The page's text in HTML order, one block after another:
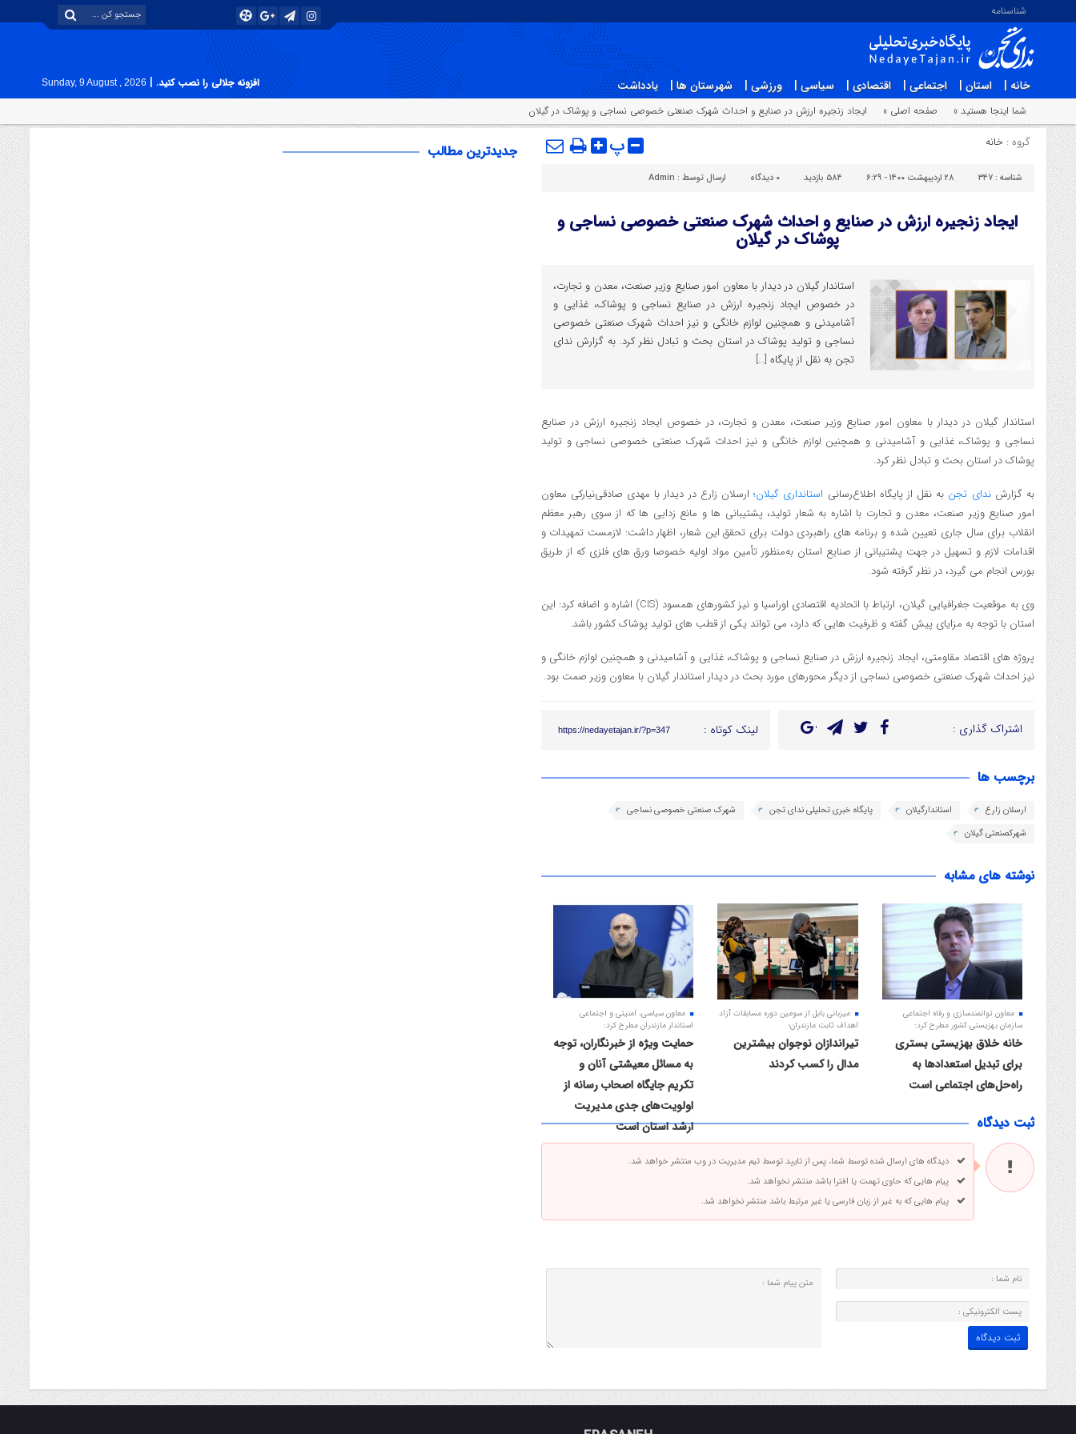
شناسنامه
خانه | استان | اجتماعی | اقتصادی | سیاسی | ورزشی | شهرستان ها | یادداشت افزونه جلالی را نصب کنید. |
Sunday, 9 August , 2026
شما اینجا هستید » صفحه اصلی » ایجاد زنجیره ارزش در صنایع و احداث شهرک صنعتی خصوصی نساجی و پوشاک در گیلان
گروه : خانه پ
شناسه : ۳۴۷ ۲۸ اردیبهشت ۱۴۰۰ - ۶:۲۹ ۵۸۴ بازدید ۰ دیدگاه ارسال توسط : Admin
ایجاد زنجیره ارزش در صنایع و احداث شهرک صنعتی خصوصی نساجی و
پوشاک در گیلان
استاندار گیلان در دیدار با معاون امور صنایع وزیر صنعت، معدن و تجارت،
در خصوص ایجاد زنجیره ارزش در صنایع نساجی و پوشاک، غذایی و
آشامیدنی و همچنین لوازم خانگی و نیز احداث شهرک صنعتی خصوصی
نساجی و تولید پوشاک در استان بحث و تبادل نظر کرد. به گزارش ندای
تجن به نقل از پایگاه […]
استاندار گیلان در دیدار با معاون امور صنایع وزیر صنعت، معدن و تجارت، در خصوص ایجاد زنجیره ارزش در صنایع
نساجی و پوشاک، غذایی و آشامیدنی و همچنین لوازم خانگی و نیز احداث شهرک صنعتی خصوصی نساجی و تولید
پوشاک در استان بحث و تبادل نظر کرد.
به گزارشندای تجن به نقل از پایگاه اطلاع‌رسانی استانداری گیلان؛ارسلان زارع در دیدار با مهدی صادقی‌نیارکی معاون
امور صنایع وزیر صنعت، معدن و تجارت با اشاره به شعار تولید، پشتیبانی ها و مانع زدایی ها که از سوی رهبر معظم
انقلاب برای سال جاری تعیین شده و برنامه های راهبردی دولت برای تحقق این شعار، اظهار داشت: لازمست تمهیدات و
اقدامات لازم و تسهیل در جهت پشتیبانی از صنایع استان به‌منظور تأمین مواد اولیه خصوصا ورق های فلزی که از طریق
بورس انجام می گیرد، در نظر گرفته شود.
وی به موقعیت جغرافیایی گیلان، ارتباط با اتحادیه اقتصادی اوراسیا و نیز کشورهای همسود (CIS) اشاره و اضافه کرد: این
استان با توجه به مزایای پیش گفته و ظرفیت هایی که دارد، می تواند یکی از قطب های تولید پوشاک کشور باشد.
پروژه های اقتصاد مقاومتی، ایجاد زنجیره ارزش در صنایع نساجی و پوشاک، غذایی و آشامیدنی و همچنین لوازم خانگی و
نیز احداث شهرک صنعتی خصوصی نساجی از دیگر محورهای مورد بحث در دیدار استاندار گیلان با معاون وزیر صمت بود.
اشتراک گذاری : لینک کوتاه : https://nedayetajan.ir/?p=347
برچسب ها
ارسلان زارع استاندارگیلان پایگاه خبری تحلیلی ندای تجن
شهرک صنعتی خصوصی نساجی
شهرکصنعتی گیلان
نوشته های مشابه
معاون توانمندسازی و رفاه اجتماعی
سازمان بهزیستی کشور مطرح کرد:
خانه خلاق بهزیستی بستری
برای تبدیل استعدادها به
راه‌حل‌های اجتماعی است
میزبانی بابل از سومین دوره مسابقات آزاد
اهداف ثابت مازندران؛
تیراندازان نوجوان بیشترین
مدال را کسب کردند
معاون سیاسی، امنیتی و اجتماعی
استاندار مازندران مطرح کرد:
حمایت ویژه از خبرنگاران، توجه
به مسائل معیشتی آنان و
تکریم جایگاه اصحاب رسانه از
اولویت‌های جدی مدیریت
ارشد استان است
ثبت دیدگاه
دیدگاه های ارسال شده توسط شما، پس از تایید توسط تیم مدیریت در وب منتشر خواهد شد.
پیام هایی که حاوی تهمت یا افترا باشد منتشر نخواهد شد.
پیام هایی که به غیر از زبان فارسی یا غیر مرتبط باشد منتشر نخواهد شد.
جدیدترین مطالب